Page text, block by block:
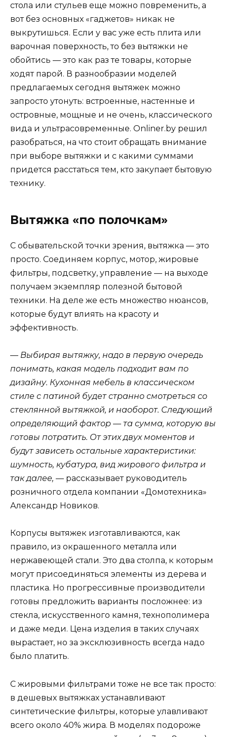
стола или стульев еще можно повременить, а
вот без основных «гаджетов» никак не
выкрутишься. Если у вас уже есть плита или
варочная поверхность, то без вытяжки не
обойтись — это как раз те товары, которые
ходят парой. В разнообразии моделей
предлагаемых сегодня вытяжек можно
запросто утонуть: встроенные, настенные и
островные, мощные и не очень, классического
вида и ультрасовременные. Onliner.by решил
разобраться, на что стоит обращать внимание
при выборе вытяжки и с какими суммами
придется расстаться тем, кто закупает бытовую
технику.
Вытяжка «по полочкам»
С обывательской точки зрения, вытяжка — это
просто. Соединяем корпус, мотор, жировые
фильтры, подсветку, управление — на выходе
получаем экземпляр полезной бытовой
техники. На деле же есть множество нюансов,
которые будут влиять на красоту и
эффективность.
— Выбирая вытяжку, надо в первую очередь
понимать, какая модель подходит вам по
дизайну. Кухонная мебель в классическом
стиле с патиной будет странно смотреться со
стеклянной вытяжкой, и наоборот. Следующий
определяющий фактор — та сумма, которую вы
готовы потратить. От этих двух моментов и
будут зависеть остальные характеристики:
шумность, кубатура, вид жирового фильтра и
так далее, — рассказывает руководитель
розничного отдела компании «Домотехника»
Александр Новиков.
Корпусы вытяжек изготавливаются, как
правило, из окрашенного металла или
нержавеющей стали. Это два столпа, к которым
могут присоединяться элементы из дерева и
пластика. Но прогрессивные производители
готовы предложить варианты посложнее: из
стекла, искусственного камня, технополимера
и даже меди. Цена изделия в таких случаях
вырастает, но за эксклюзивность всегда надо
было платить.
С жировыми фильтрами тоже не все так просто:
в дешевых вытяжках устанавливают
синтетические фильтры, которые улавливают
всего около 40% жира. В моделях подороже